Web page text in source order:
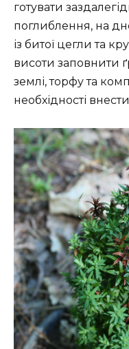
готувати
поглиблення, на
із битої цегли та
висоти заповнити
землі, торфу та
необхідності